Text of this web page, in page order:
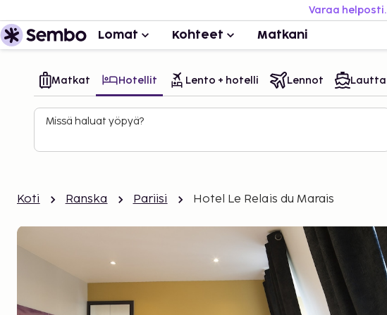
Varaa
Lomat Kohteet Matkani
Matkat Hotellit Lento + hotelli Lennot Lautta
Missä haluat yöpyä?
Koti Ranska Pariisi Hotel Le Relais du Marais